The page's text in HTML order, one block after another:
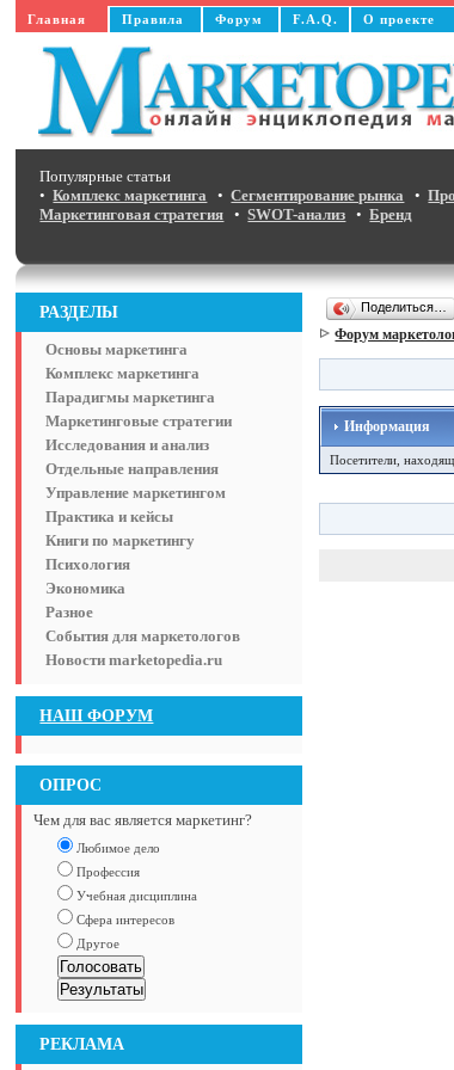
Главная Правила Форум F.A.Q. О проекте
Популярные статьи
•Комплекс маркетинга •Сегментирование рынка •
Маркетинговая стратегия •SWOT-анализ •Бренд
РАЗДЕЛЫ
Основы маркетинга
Комплекс маркетинга
Парадигмы маркетинга
Маркетинговые стратегии
Исследования и анализ
Отдельные направления
Управление маркетингом
Практика и кейсы
Книги по маркетингу
Психология
Экономика
Разное
События для маркетологов
Новости marketopedia.ru
НАШ ФОРУМ
ОПРОС
Чем для вас является маркетинг?
Любимое дело
Профессия
Учебная дисциплина
Сфера интересов
Другое
РЕКЛАМА
Поделиться…
Форум
Информация
Посетители,